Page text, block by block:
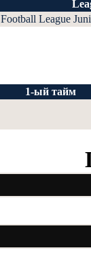
League
1-ый тайм